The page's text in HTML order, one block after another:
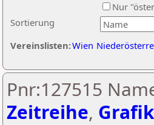
Sortierung
Nur
Vereinslisten:Wien
Pnr:127515
Zeitreihe,